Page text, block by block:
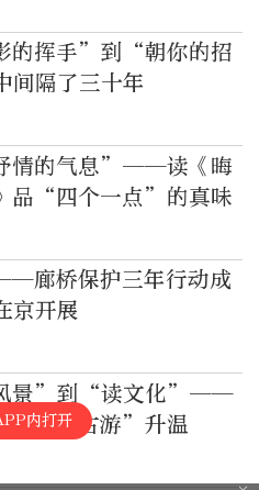
的挥手”到“朝你的招
间隔了三十年
情的气息”——读《晦
品“四个一点”的真味
廊桥保护三年行动成
京开展
景”到“读文化”——
看“访古游”升温
内打开